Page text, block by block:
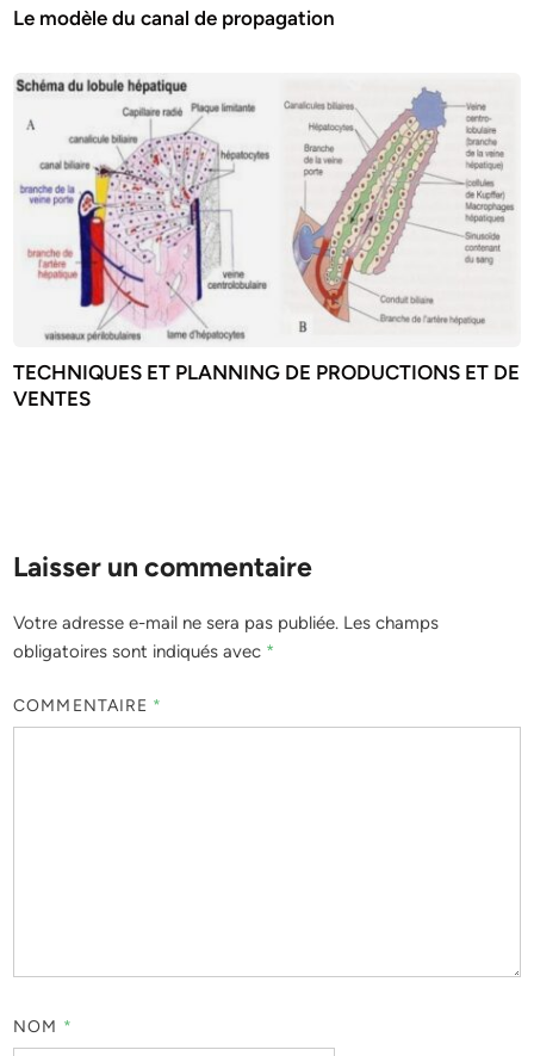
Le modèle du canal de propagation
TECHNIQUES ET PLANNING DE PRODUCTIONS ET DE
VENTES
Laisser un commentaire
Votre adresse e-mail ne sera pas publiée. Les champs
obligatoires sont indiqués avec *
COMMENTAIRE *
NOM *